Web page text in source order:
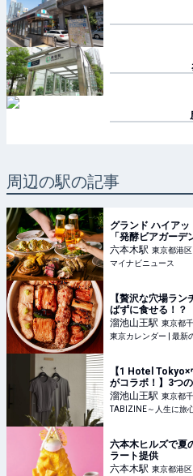
周辺の駅の記事
グランド ハイア
「発酵ビアガー
ミビュッフェ ディ
六本木駅 東京都港区
マイナビニュース
【贅沢な穴場ラ
ばずに食せる！？
溜池山王駅 東京都
東京カレンダー | 最新
【1 Hotel Tokyo×
がコラボ！】3つ
向き合う時間
溜池山王駅 東京都
TABIZINE～人生に旅
六本木ヒルズで
ラート提供
六本木駅 東京都港区